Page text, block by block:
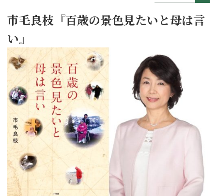
市毛良枝『百歳の景色見たいと母は言
い』